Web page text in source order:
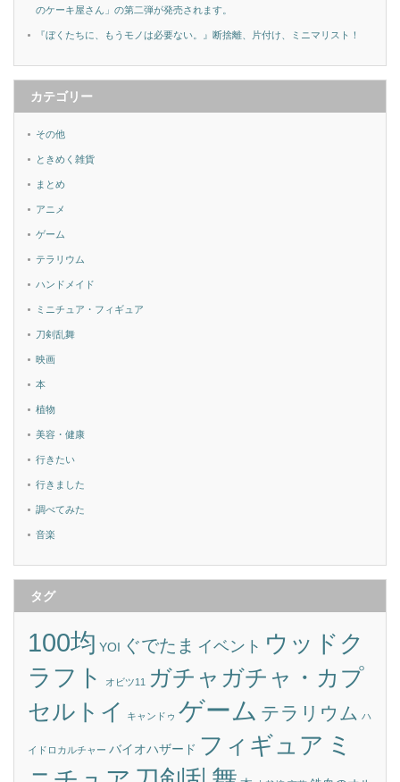
のケーキ屋さん」の第二弾が発売されます。
『ぼくたちに、もうモノは必要ない。』断捨離、片付け、ミニマリスト！
カテゴリー
その他
ときめく雑貨
まとめ
アニメ
ゲーム
テラリウム
ハンドメイド
ミニチュア・フィギュア
刀剣乱舞
映画
本
植物
美容・健康
行きたい
行きました
調べてみた
音楽
タグ
100均 YOI ぐでたま イベント ウッドク
ラフト
オビツ11
ガチャガチャ・カプ
セルトイ
キャンドゥ ゲーム テラリウム ハ
イドロカルチャー バイオハザード フィギュア ミ